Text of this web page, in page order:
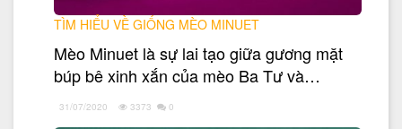
TÌM HIỂU VỀ GIỐNG MÈO MINUET
Mèo Minuet là sự lai tạo giữa gương mặt
búp bê xinh xắn của mèo Ba Tư và…
31/07/2020 3373 0